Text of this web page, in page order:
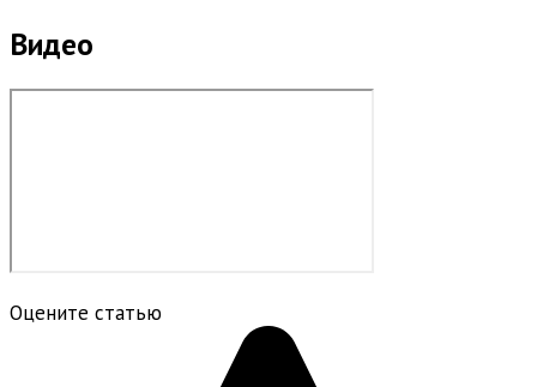
Видео
Оцените статью